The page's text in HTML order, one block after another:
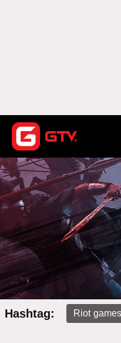
Hashtag: Riot games